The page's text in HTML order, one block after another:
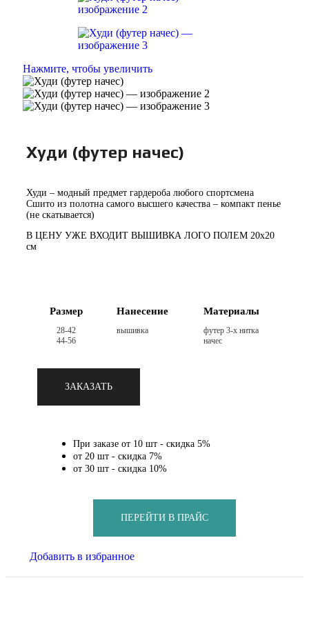
Нажмите, чтобы увеличить
Худи (футер начес)
Худи – модный предмет гардероба любого спортсмена
Сшито из полотна самого высшего качества – компакт пенье
(не скатывается)
В ЦЕНУ УЖЕ ВХОДИТ ВЫШИВКА ЛОГО ПОЛЕМ 20х20
см
Размер
28-42
44-56
Нанесение
вышивка
Материалы
футер 3-х нитка
начес
ЗАКАЗАТЬ
При заказе от 10 шт - скидка 5%
от 20 шт - скидка 7%
от 30 шт - скидка 10%
ПЕРЕЙТИ В ПРАЙС
Добавить в избранное